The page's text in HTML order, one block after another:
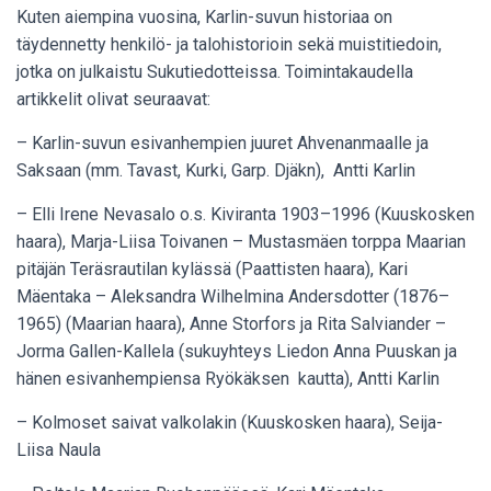
Kuten aiempina vuosina, Karlin-suvun historiaa on
täydennetty henkilö- ja talohistorioin sekä muistitiedoin,
jotka on julkaistu Sukutiedotteissa. Toimintakaudella
artikkelit olivat seuraavat:
– Karlin-suvun esivanhempien juuret Ahvenanmaalle ja
Saksaan (mm. Tavast, Kurki, Garp. Djäkn), Antti Karlin
– Elli Irene Nevasalo o.s. Kiviranta 1903–1996 (Kuuskosken
haara), Marja-Liisa Toivanen – Mustasmäen torppa Maarian
pitäjän Teräsrautilan kylässä (Paattisten haara), Kari
Mäentaka – Aleksandra Wilhelmina Andersdotter (1876–
1965) (Maarian haara), Anne Storfors ja Rita Salviander –
Jorma Gallen-Kallela (sukuyhteys Liedon Anna Puuskan ja
hänen esivanhempiensa Ryökäksen kautta), Antti Karlin
– Kolmoset saivat valkolakin (Kuuskosken haara), Seija-
Liisa Naula